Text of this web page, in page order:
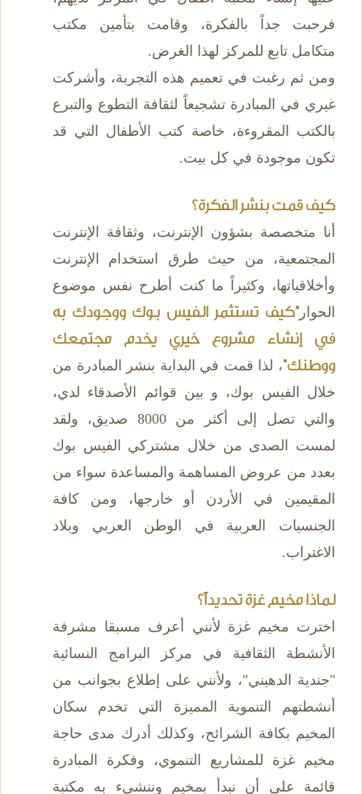
فرحبت جداً بالفكرة، وقامت بتأمين مكتب
متكامل تابع للمركز لهذا الغرض.
ومن ثم رغبت في تعميم هذه التجربة، وأشركت
غيري في المبادرة تشجيعاً لثقافة التطوع والتبرع
بالكتب المقروءة، خاصة كتب الأطفال التي قد
تكون موجودة في كل بيت.
كيف قمت بنشر الفكرة؟
أنا متخصصة بشؤون الإنترنت، وثقافة الإنترنت
المجتمعية، من حيث طرق استخدام الإنترنت
وأخلاقياتها، وكثيراً ما كنت أطرح نفس موضوع
الحوار "كيف تستثمر الفيس بوك ووجودك به
في إنشاء مشروع خيري يخدم مجتمعك
ووطنك"، لذا قمت في البداية بنشر المبادرة من
خلال الفيس بوك، و بين قوائم الأصدقاء لدي،
والتي تصل إلى أكثر من 8000 صديق، ولقد
لمست الصدى من خلال مشتركي الفيس بوك
بعدد من عروض المساهمة والمساعدة سواء من
المقيمين في الأردن أو خارجها، ومن كافة
الجنسيات العربية في الوطن العربي وبلاد
الاغتراب.
لماذا مخيم غزة تحديداً؟
اخترت مخيم غزة لأنني أعرف مسبقا مشرفة
الأنشطة الثقافية في مركز البرامج النسائية
"جندية الدهيني"، ولأنني على إطلاع بجوانب من
أنشطتهم التنموية المميزة التي تخدم سكان
المخيم بكافة الشرائح، وكذلك أدرك مدى حاجة
مخيم غزة للمشاريع التنموي، وفكرة المبادرة
قائمة على أن نبدأ بمخيم وننشيء به مكتبة